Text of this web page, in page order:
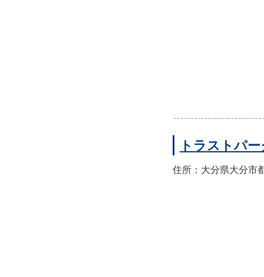
トラストパ
住所：大分県大分市